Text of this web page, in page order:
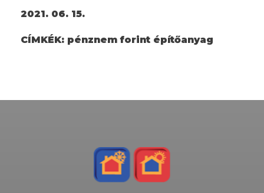
2021. 06. 15.
CÍMKÉK: pénznem forint építőanyag